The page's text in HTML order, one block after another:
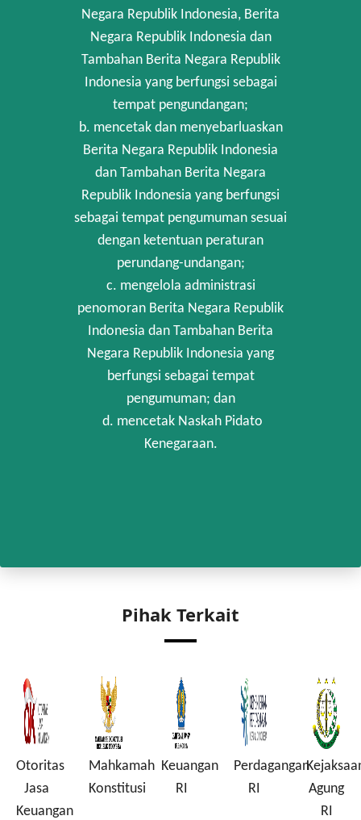
Negara Republik Indonesia, Berita
Negara Republik Indonesia dan
Tambahan Berita Negara Republik
Indonesia yang berfungsi sebagai
tempat pengundangan;
b. mencetak dan menyebarluaskan
Berita Negara Republik Indonesia
dan Tambahan Berita Negara
Republik Indonesia yang berfungsi
sebagai tempat pengumuman sesuai
dengan ketentuan peraturan
perundang-undangan;
c. mengelola administrasi
penomoran Berita Negara Republik
Indonesia dan Tambahan Berita
Negara Republik Indonesia yang
berfungsi sebagai tempat
pengumuman; dan
d. mencetak Naskah Pidato
Kenegaraan.
Pihak Terkait
Otoritas
Jasa
Keuangan
Mahkamah
Konstitusi
Keuangan
RI
Perdagangan
RI
Agung
RI